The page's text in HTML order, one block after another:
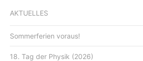
AKTUELLES
Sommerferien voraus!
18. Tag der Physik (2026)